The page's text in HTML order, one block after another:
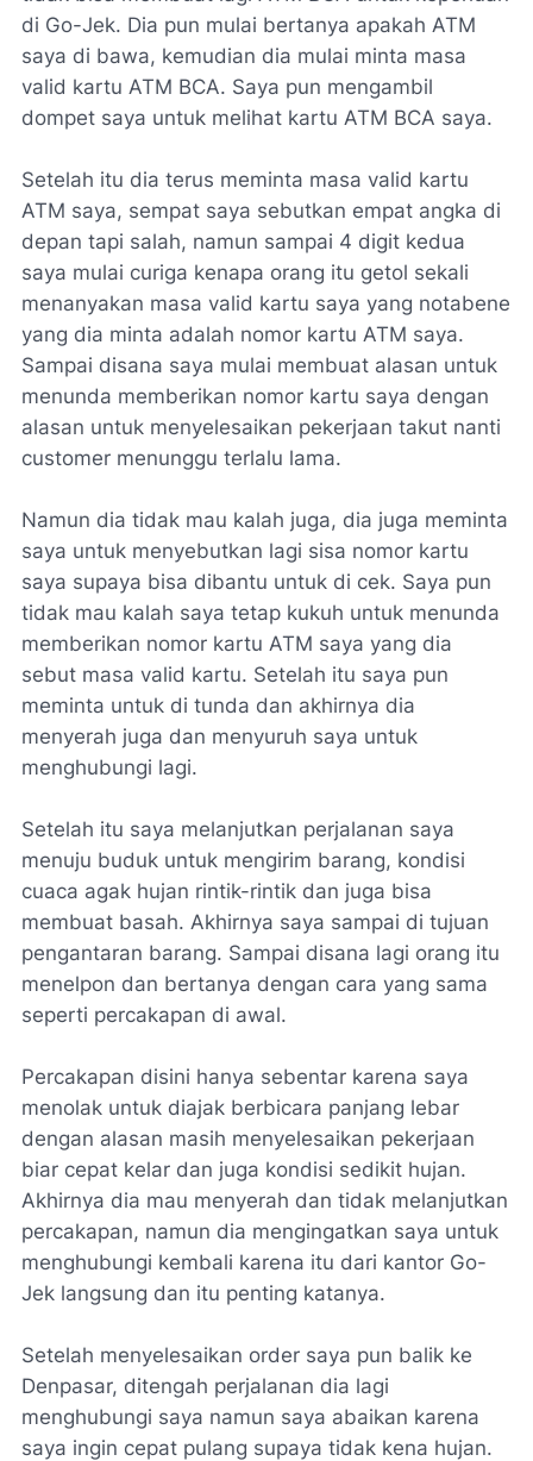
di Go-Jek. Dia pun mulai bertanya apakah ATM
saya di bawa, kemudian dia mulai minta masa
valid kartu ATM BCA. Saya pun mengambil
dompet saya untuk melihat kartu ATM BCA saya.
Setelah itu dia terus meminta masa valid kartu
ATM saya, sempat saya sebutkan empat angka di
depan tapi salah, namun sampai 4 digit kedua
saya mulai curiga kenapa orang itu getol sekali
menanyakan masa valid kartu saya yang notabene
yang dia minta adalah nomor kartu ATM saya.
Sampai disana saya mulai membuat alasan untuk
menunda memberikan nomor kartu saya dengan
alasan untuk menyelesaikan pekerjaan takut nanti
customer menunggu terlalu lama.
Namun dia tidak mau kalah juga, dia juga meminta
saya untuk menyebutkan lagi sisa nomor kartu
saya supaya bisa dibantu untuk di cek. Saya pun
tidak mau kalah saya tetap kukuh untuk menunda
memberikan nomor kartu ATM saya yang dia
sebut masa valid kartu. Setelah itu saya pun
meminta untuk di tunda dan akhirnya dia
menyerah juga dan menyuruh saya untuk
menghubungi lagi.
Setelah itu saya melanjutkan perjalanan saya
menuju buduk untuk mengirim barang, kondisi
cuaca agak hujan rintik-rintik dan juga bisa
membuat basah. Akhirnya saya sampai di tujuan
pengantaran barang. Sampai disana lagi orang itu
menelpon dan bertanya dengan cara yang sama
seperti percakapan di awal.
Percakapan disini hanya sebentar karena saya
menolak untuk diajak berbicara panjang lebar
dengan alasan masih menyelesaikan pekerjaan
biar cepat kelar dan juga kondisi sedikit hujan.
Akhirnya dia mau menyerah dan tidak melanjutkan
percakapan, namun dia mengingatkan saya untuk
menghubungi kembali karena itu dari kantor Go-
Jek langsung dan itu penting katanya.
Setelah menyelesaikan order saya pun balik ke
Denpasar, ditengah perjalanan dia lagi
menghubungi saya namun saya abaikan karena
saya ingin cepat pulang supaya tidak kena hujan.